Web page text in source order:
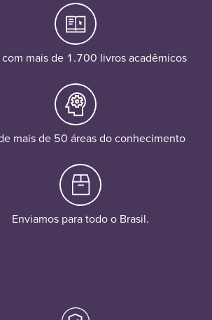
mais de 1.700 livros acadêmicos
mais de 50 áreas do conhecimento
Enviamos para todo o Brasil.